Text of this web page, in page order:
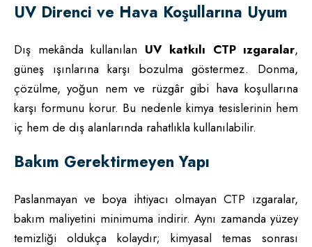
UV Direnci ve Hava Koşullarına Uyum
Dış mekânda kullanılan UV katkılı CTP ızgaralar,
güneş ışınlarına karşı bozulma göstermez. Donma,
çözülme, yoğun nem ve rüzgâr gibi hava koşullarına
karşı formunu korur. Bu nedenle kimya tesislerinin hem
iç hem de dış alanlarında rahatlıkla kullanılabilir.
Bakım Gerektirmeyen Yapı
Paslanmayan ve boya ihtiyacı olmayan CTP ızgaralar,
bakım maliyetini minimuma indirir. Aynı zamanda yüzey
temizliği oldukça kolaydır; kimyasal temas sonrası